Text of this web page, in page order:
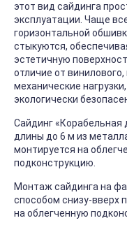
этот вид сайдинга
эксплуатации. Чаще
горизонтальной
стыкуются,
эстетичную
отличие от
механические
экологически
Сайдинг «Корабельная
длины до 6 м из
монтируется на
подконструкцию.
Монтаж сайдинга на
способом снизу-вверх
на облегченную